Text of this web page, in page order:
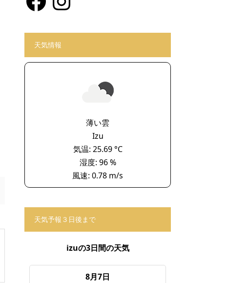
天気情報
薄い雲
Izu
気温: 25.69 °C
湿度: 96 %
風速: 0.78 m/s
天気予報３日後まで
izuの3日間の天気
8月7日